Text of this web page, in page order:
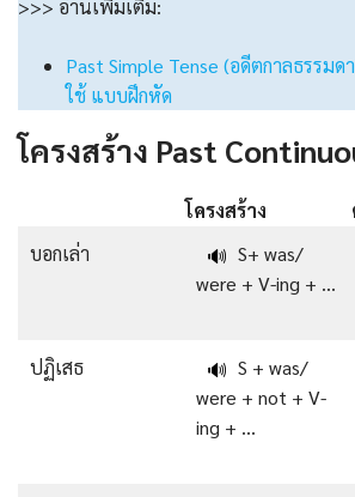
>>> อ่านเพิ่มเติม:
Past Simple Tense (อดีตกาลธรรมด
ใช้ แบบฝึกหัด
โครงสร้าง Past
โครงสร้าง
บอกเล่า
🔊 S+ was/
were + V-ing + …
ปฏิเสธ 🔊 S + was/
were + not + V-
ing + …